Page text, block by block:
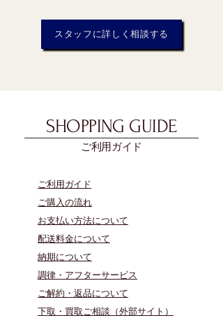
スタッフに詳しく相談する
SHOPPING GUIDE
ご利用ガイド
​ご利用ガイド
ご購入の流れ
お支払い方法について
配送料金について
​納期について
調律・アフターサービス
ご解約・返品について
下取・買取ご相談（外部サイト）